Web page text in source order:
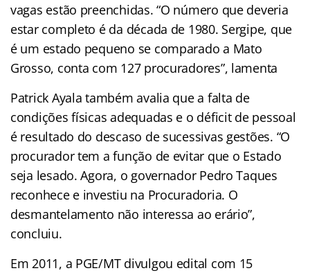
vagas estão preenchidas. “O número que deveria
estar completo é da década de 1980. Sergipe, que
é um estado pequeno se comparado a Mato
Grosso, conta com 127 procuradores”, lamenta
Patrick Ayala também avalia que a falta de
condições físicas adequadas e o déficit de pessoal
é resultado do descaso de sucessivas gestões. “O
procurador tem a função de evitar que o Estado
seja lesado. Agora, o governador Pedro Taques
reconhece e investiu na Procuradoria. O
desmantelamento não interessa ao erário”,
concluiu.
Em 2011, a PGE/MT divulgou edital com 15